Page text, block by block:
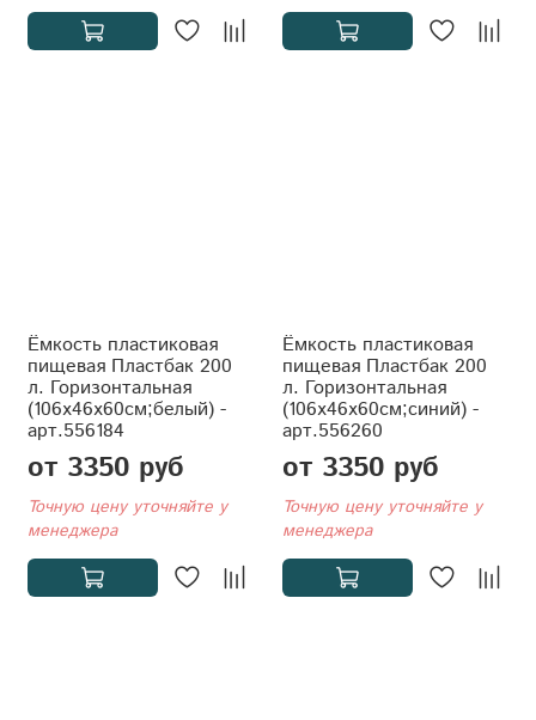
Ёмкость пластиковая
пищевая Пластбак 200
л. Горизонтальная
(106x46x60см;белый) -
арт.556184
от 3350 руб
Точную цену уточняйте у
менеджера
Ёмкость пластиковая
пищевая Пластбак 200
л. Горизонтальная
(106x46x60см;синий) -
арт.556260
от 3350 руб
Точную цену уточняйте у
менеджера